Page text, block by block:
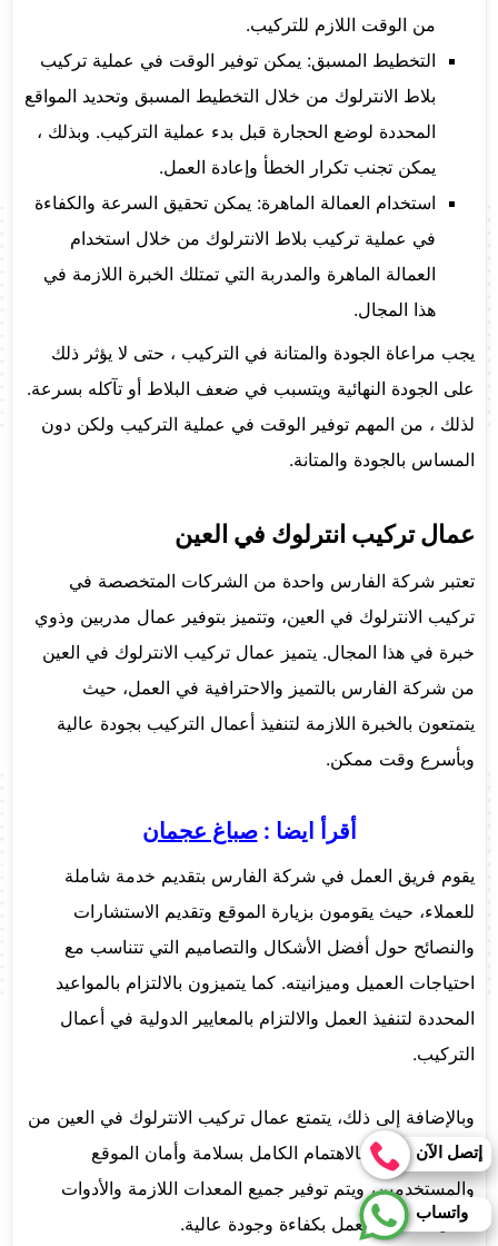
من الوقت اللازم للتركيب.
التخطيط المسبق: يمكن توفير الوقت في عملية تركيب
بلاط الانترلوك من خلال التخطيط المسبق وتحديد المواقع
المحددة لوضع الحجارة قبل بدء عملية التركيب. وبذلك ،
يمكن تجنب تكرار الخطأ وإعادة العمل.
استخدام العمالة الماهرة: يمكن تحقيق السرعة والكفاءة
في عملية تركيب بلاط الانترلوك من خلال استخدام
العمالة الماهرة والمدربة التي تمتلك الخبرة اللازمة في
هذا المجال.
يجب مراعاة الجودة والمتانة في التركيب ، حتى لا يؤثر ذلك
على الجودة النهائية ويتسبب في ضعف البلاط أو تآكله بسرعة.
لذلك ، من المهم توفير الوقت في عملية التركيب ولكن دون
المساس بالجودة والمتانة.
عمال تركيب انترلوك في العين
تعتبر شركة الفارس واحدة من الشركات المتخصصة في
تركيب الانترلوك في العين، وتتميز بتوفير عمال مدربين وذوي
خبرة في هذا المجال. يتميز عمال تركيب الانترلوك في العين
من شركة الفارس بالتميز والاحترافية في العمل، حيث
يتمتعون بالخبرة اللازمة لتنفيذ أعمال التركيب بجودة عالية
وبأسرع وقت ممكن.
أقرأ ايضا : صباغ عجمان
يقوم فريق العمل في شركة الفارس بتقديم خدمة شاملة
للعملاء، حيث يقومون بزيارة الموقع وتقديم الاستشارات
والنصائح حول أفضل الأشكال والتصاميم التي تتناسب مع
احتياجات العميل وميزانيته. كما يتميزون بالالتزام بالمواعيد
المحددة لتنفيذ العمل والالتزام بالمعايير الدولية في أعمال
التركيب.
وبالإضافة إلى ذلك، يتمتع عمال تركيب الانترلوك في العين من
شركة الفارس بالاهتمام الكامل بسلامة وأمان الموقع
والمستخدمين، ويتم توفير جميع المعدات اللازمة والأدوات
الحديثة لتنفيذ العمل بكفاءة وجودة عالية.
واتساب
إتصل الآن